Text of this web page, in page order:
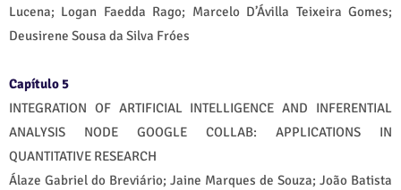
Lucena; Logan Faedda Rago; Marcelo D’Ávilla Teixeira Gomes;
Deusirene Sousa da Silva Fróes
Capítulo 5
INTEGRATION OF ARTIFICIAL INTELLIGENCE AND INFERENTIAL
ANALYSIS NODE GOOGLE COLLAB: APPLICATIONS IN
QUANTITATIVE RESEARCH
Álaze Gabriel do Breviário; Jaine Marques de Souza; João Batista